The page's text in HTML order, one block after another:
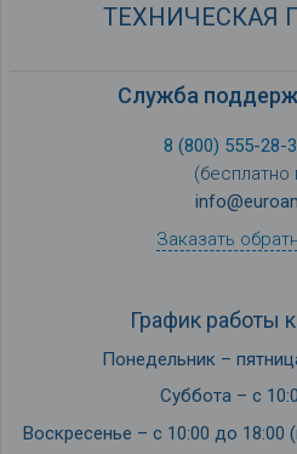
ТЕХНИЧЕСКАЯ
Служба
8 (800) 555-28-
(бесплатно
Заказать
График работы
Понедельник –
Суббота – с
Воскресенье – с 10:00 до 18:00